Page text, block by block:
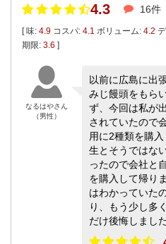
4.3 16件
[ 味: 4.9 コスパ: 4.1 ボリューム: 4.2
期限: 3.6 ]
なるはやさん
（男性）
以前に広島に出
みじ饅頭をもら
ず、今回は私が
されていたので
用に2種類を購
生とそうではな
ったので会社と
を購入して帰り
はわかっていた
り、もう少し多
だけ後悔しました